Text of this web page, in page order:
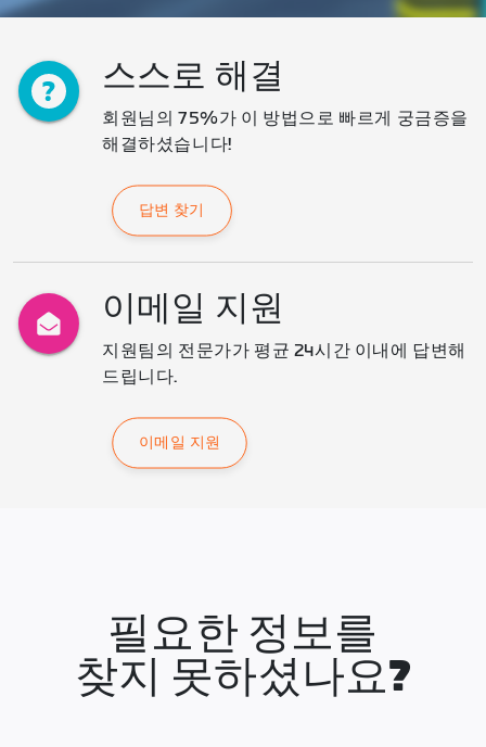
스스로 해결
회원님의 75%가 이 방법으로 빠르게 궁금증을
해결하셨습니다!
답변 찾기
이메일 지원
지원팀의 전문가가 평균 24시간 이내에 답변해
드립니다.
이메일 지원
필요한 정보를
찾지 못하셨나요?